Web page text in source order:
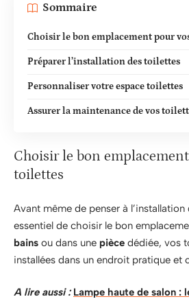
Sommaire
Choisir le bon emplacement pour
Préparer l’installation des toilettes
Personnaliser votre espace toilettes
Assurer la maintenance de vos
Choisir le bon
toilettes
Avant même de penser à
essentiel de choisir le bon
bains ou dans une pièce dédiée, vos
installées dans un endroit pratique et
A lire aussi : Lampe haute de salon :